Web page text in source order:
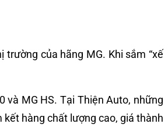
trường của hãng MG. Khi sắm “xế
MG HS. Tại Thiện Auto, những
hàng chất lượng cao, giá thành